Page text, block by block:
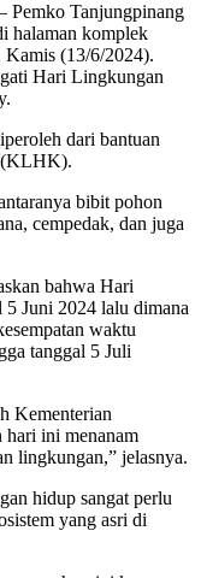
Tanjungpinang
halaman komplek
Kamis (13/6/2024).
Hari Lingkungan
dari bantuan
(KLHK).
bibit pohon
cempedak, dan juga
bahwa Hari
Juni 2024 lalu dimana
waktu
tanggal 5 Juli
Kementerian
ini menanam
lingkungan,” jelasnya.
hidup sangat perlu
yang asri di